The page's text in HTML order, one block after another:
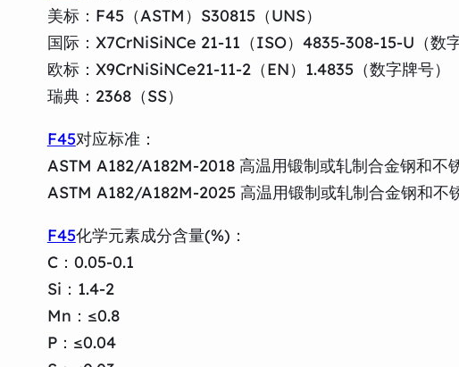
美标：F45（ASTM）S30815（UNS）
国际：X7CrNiSiNCe 21-11（ISO）4835-308-15-U（数字
欧标：X9CrNiSiNCe21-11-2（EN）1.4835（数字牌号）
瑞典：2368（SS）
F45对应标准：
ASTM A182/A182M-2018 高温用锻制或轧制合金钢和不
ASTM A182/A182M-2025 高温用锻制或轧制合金钢和不
F45化学元素成分含量(%)：
C：0.05-0.1
Si：1.4-2
Mn：≤0.8
P：≤0.04